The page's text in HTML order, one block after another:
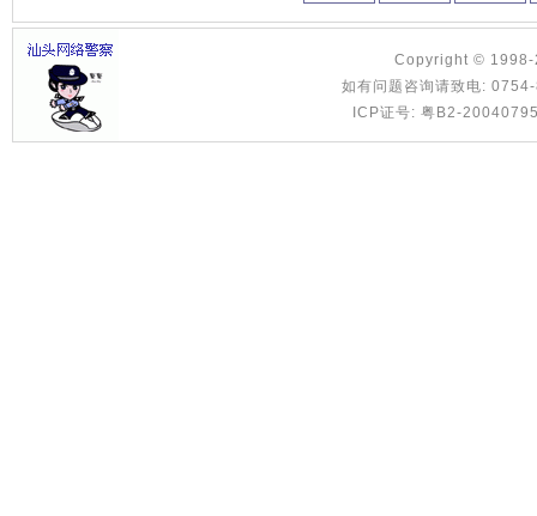
Copyright ©
如有问题咨询请致电:
ICP证号: 粤B2-